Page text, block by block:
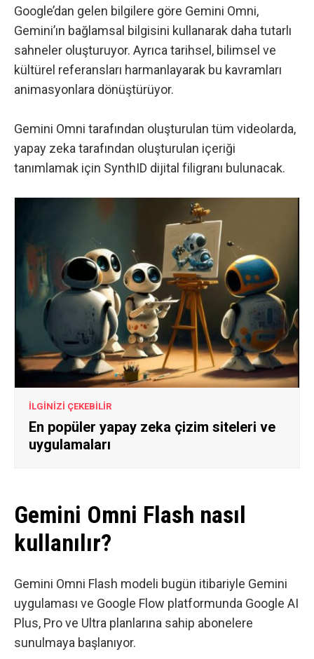
Google’dan gelen bilgilere göre Gemini Omni,
Gemini’ın bağlamsal bilgisini kullanarak daha tutarlı
sahneler oluşturuyor. Ayrıca tarihsel, bilimsel ve
kültürel referansları harmanlayarak bu kavramları
animasyonlara dönüştürüyor.
Gemini Omni tarafından oluşturulan tüm videolarda,
yapay zeka tarafından oluşturulan içeriği
tanımlamak için SynthID dijital filigranı bulunacak.
İLGİNİZİ ÇEKEBİLİR
En popüler yapay zeka çizim siteleri ve
uygulamaları
Gemini Omni Flash nasıl
kullanılır?
Gemini Omni Flash modeli bugün itibariyle Gemini
uygulaması ve Google Flow platformunda Google AI
Plus, Pro ve Ultra planlarına sahip abonelere
sunulmaya başlanıyor.